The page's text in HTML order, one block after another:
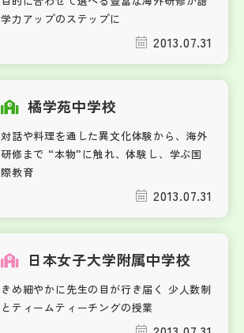
学力アップのステップに
2013.07.31
橘学苑中学校
対話や料理を通した異文化体験から、海外
研修まで “本物”に触れ、体験し、学ぶ国
際教育
2013.07.31
日本女子大学附属中学校
きめ細やかに先生の目が行き届く 少人数制
とティームティーチングの授業